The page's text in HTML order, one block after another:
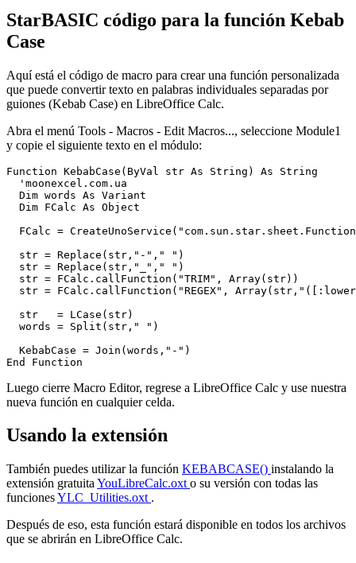
StarBASIC código para la función Kebab
Case
Aquí está el código de macro para crear una función personalizada
que puede convertir texto en palabras individuales separadas por
guiones (Kebab Case) en LibreOffice Calc.
Abra el menú Tools - Macros - Edit Macros..., seleccione Module1
y copie el siguiente texto en el módulo:
Function KebabCase(ByVal str As String) As String
  'moonexcel.com.ua
  Dim words As Variant
  Dim FCalc As Object
FCalc =
  str = Replace(str,"-"," ")
  str = Replace(str,"_"," ")
  str = FCalc.callFunction("TRIM", Array(str))
str = FCalc.callFunction("REGEX",
  str   = LCase(str)
  words = Split(str," ")
  KebabCase = Join(words,"-")
Luego cierre Macro Editor, regrese a LibreOffice Calc y use nuestra
nueva función en cualquier celda.
Usando la extensión
También puedes utilizar la función KEBABCASE() instalando la
extensión gratuita YouLibreCalc.oxt o su versión con todas las
funcionesYLC_Utilities.oxt .
Después de eso, esta función estará disponible en todos los archivos
que se abrirán en LibreOffice Calc.